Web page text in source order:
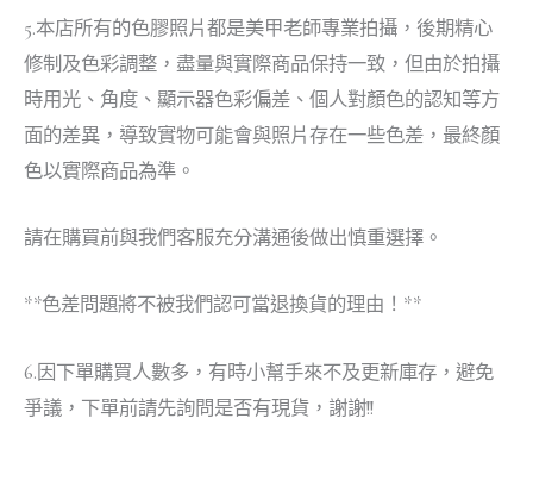
5.本店所有的色膠照片都是美甲老師專業拍攝，後期精心
修制及色彩調整，盡量與實際商品保持一致，但由於拍攝
時用光、角度、顯示器色彩偏差、個人對顏色的認知等方
面的差異，導致實物可能會與照片存在一些色差，最終顏
色以實際商品為準。
請在購買前與我們客服充分溝通後做出慎重選擇。
**色差問題將不被我們認可當退換貨的理由！**
6.因下單購買人數多，有時小幫手來不及更新庫存，避免
爭議，下單前請先詢問是否有現貨，謝謝!!